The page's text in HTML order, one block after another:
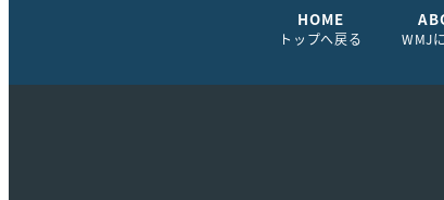
HOME
トップへ戻る WMJ